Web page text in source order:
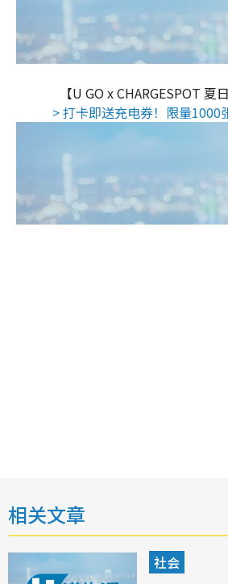
【U GO x CHARGESPOT 夏
> 打卡即送充电券！限量1000
相关文章
社会